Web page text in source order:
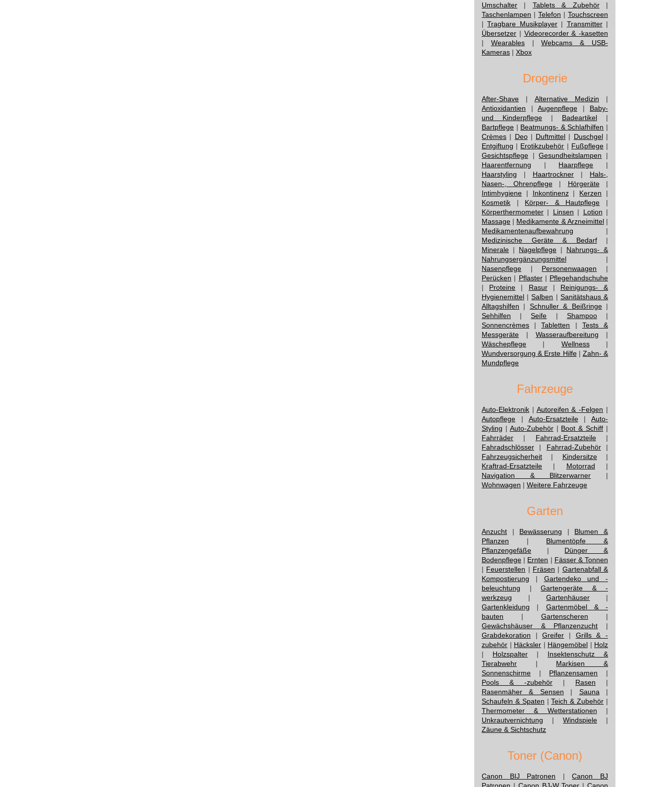
Umschalter | Tablets & Zubehör|
Taschenlampen | Telefon | Touchscreen
|Tragbare Musikplayer| Transmitter|
Übersetzer | Videorecorder & -kasetten
| Wearables|Webcams & USB-
Kameras | Xbox
Drogerie
After-Shave | Alternative Medizin |
Antioxidantien | Augenpflege | Baby-
und Kinderpflege | Badeartikel |
Bartpflege | Beatmungs- & Schlafhilfen |
Crèmes | Deo| Duftmittel | Duschgel|
Entgiftung | Erotikzubehör | Fußpflege|
Gesichtspflege |Gesundheitslampen |
Haarentfernung | Haarpflege |
Haarstyling | Haartrockner | Hals-,
Nasen-, Ohrenpflege| Hörgeräte|
Intimhygiene | Inkontinenz| Kerzen |
Kosmetik | Körper- & Hautpflege |
Körperthermometer | Linsen | Lotion |
Massage | Medikamente & Arzneimittel|
Medikamentenaufbewahrung |
Medizinische Geräte & Bedarf|
Minerale | Nagelpflege | Nahrungs- &
Nahrungsergänzungsmittel |
Nasenpflege | Personenwaagen |
Perücken | Pflaster| Pflegehandschuhe
| Proteine | Rasur| Reinigungs- &
Hygienemittel |Salben | Sanitätshaus &
Alltagshilfen | Schnuller & Beißringe|
Sehhilfen |Seife | Shampoo|
Sonnencrèmes |Tabletten | Tests &
Messgeräte | Wasseraufbereitung |
Wäschepflege | Wellness|
Wundversorgung & Erste Hilfe| Zahn- &
Mundpflege
Fahrzeuge
Auto-Elektronik | Autoreifen & -Felgen |
Autopflege | Auto-Ersatzteile| Auto-
Styling | Auto-Zubehör| Boot & Schiff |
Fahrräder | Fahrrad-Ersatzteile|
Fahradschlösser | Fahrrad-Zubehör|
Fahrzeugsicherheit | Kindersitze|
Kraftrad-Ersatzteile | Motorrad |
Navigation & Blitzerwarner |
Wohnwagen | Weitere Fahrzeuge
Garten
Anzucht | Bewässerung | Blumen &
Pflanzen | Blumentöpfe &
Pflanzengefäße | Dünger &
Bodenpflege | Ernten | Fässer & Tonnen
| Feuerstellen | Fräsen | Gartenabfall &
Kompostierung | Gartendeko und -
beleuchtung | Gartengeräte & -
werkzeug |Gartenhäuser |
Gartenkleidung | Gartenmöbel & -
bauten | Gartenscheren |
Gewächshäuser & Pflanzenzucht |
Grabdekoration |Greifer | Grills & -
zubehör | Häcksler | Hängemöbel | Holz
| Holzspalter | Insektenschutz &
Tierabwehr | Markisen &
Sonnenschirme | Pflanzensamen |
Pools & -zubehör | Rasen |
Rasenmäher & Sensen | Sauna |
Schaufeln & Spaten |Teich & Zubehör |
Thermometer & Wetterstationen |
Unkrautvernichtung | Windspiele |
Zäune & Sichtschutz
Toner (Canon)
Canon BIJ Patronen |Canon BJ